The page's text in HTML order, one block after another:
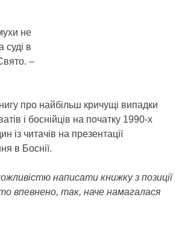
не
суді в
–
про найбільш кричущі випадки
і боснійців на початку 1990-х
із читачів на презентації
в Боснії.
написати книжку з позиції
впевнено, так, наче намагалася